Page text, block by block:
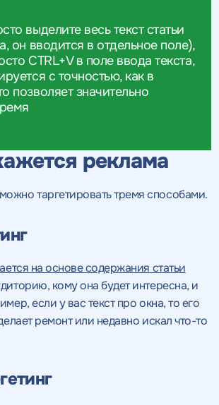
выделите весь текст статьи
он вводится в отдельное поле),
CTRL+V в поле ввода текста,
с точностью, как в
позволяет значительно
реклама
таргетировать тремя способами.
на основе содержания статьи
кому она будет интересна, и
если у вас текст про окна, то его
ремонт или недавно искал что-то